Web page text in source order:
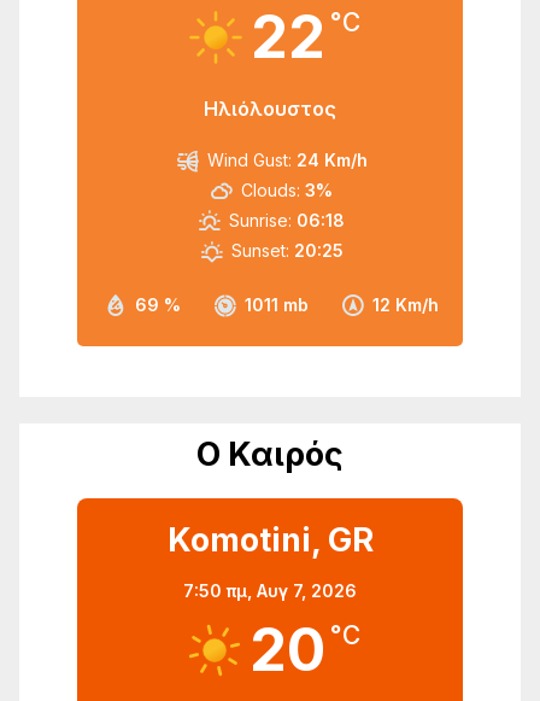
22 °C
Ηλιόλουστος
69 % 1011 mb 12 Km/h
Wind Gust: 24 Km/h
Clouds: 3%
Sunrise: 06:18
Sunset: 20:25
Ο Καιρός
Komotini, GR
7:50 πμ, Αυγ 7, 2026
20 °C